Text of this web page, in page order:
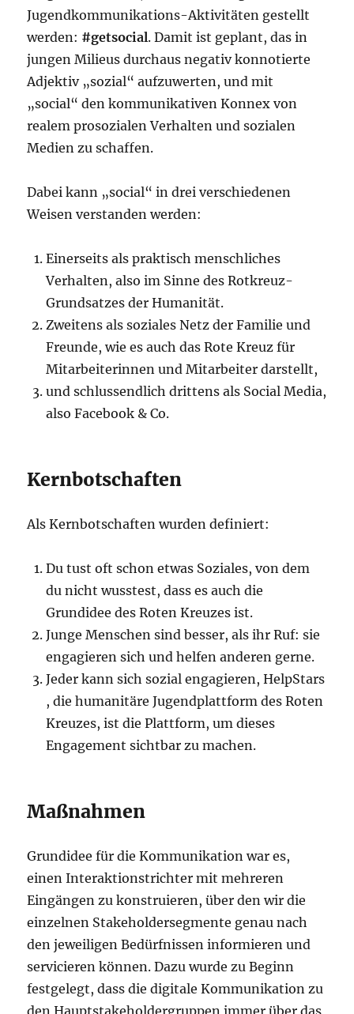
Jugendkommunikations-Aktivitäten gestellt
werden: #getsocial. Damit ist geplant, das in
jungen Milieus durchaus negativ konnotierte
Adjektiv „sozial“ aufzuwerten, und mit
„social“ den kommunikativen Konnex von
realem prosozialen Verhalten und sozialen
Medien zu schaffen.
Dabei kann „social“ in drei verschiedenen
Weisen verstanden werden:
Einerseits als praktisch menschliches
Verhalten, also im Sinne des Rotkreuz-
Grundsatzes der Humanität.
Zweitens als soziales Netz der Familie und
Freunde, wie es auch das Rote Kreuz für
Mitarbeiterinnen und Mitarbeiter darstellt,
und schlussendlich drittens als Social Media,
also Facebook & Co.
Kernbotschaften
Als Kernbotschaften wurden definiert:
Du tust oft schon etwas Soziales, von dem
du nicht wusstest, dass es auch die
Grundidee des Roten Kreuzes ist.
Junge Menschen sind besser, als ihr Ruf: sie
engagieren sich und helfen anderen gerne.
Jeder kann sich sozial engagieren, HelpStars
, die humanitäre Jugendplattform des Roten
Kreuzes, ist die Plattform, um dieses
Engagement sichtbar zu machen.
Maßnahmen
Grundidee für die Kommunikation war es,
einen Interaktionstrichter mit mehreren
Eingängen zu konstruieren, über den wir die
einzelnen Stakeholdersegmente genau nach
den jeweiligen Bedürfnissen informieren und
servicieren können. Dazu wurde zu Beginn
festgelegt, dass die digitale Kommunikation zu
den Hauptstakeholdergruppen immer über das